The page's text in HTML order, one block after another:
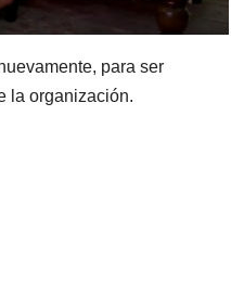
para ser
la organización.